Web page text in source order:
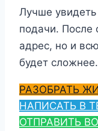
Лучше увидеть
подачи. После
адрес, но и
будет сложнее.
РАЗОБРАТЬ
НАПИСАТЬ В
ОТПРАВИТЬ